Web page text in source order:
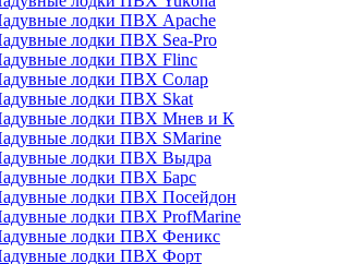
лодки ПВХ Apache
лодки ПВХ Sea-Pro
лодки ПВХ Flinc
лодки ПВХ Солар
лодки ПВХ Skat
лодки ПВХ Мнев и К
лодки ПВХ SMarine
лодки ПВХ Выдра
лодки ПВХ Барс
лодки ПВХ Посейдон
лодки ПВХ ProfMarine
лодки ПВХ Феникс
лодки ПВХ Форт